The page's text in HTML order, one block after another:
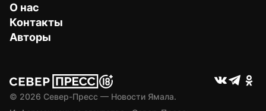
О нас
Контакты
Авторы
© 2026 Север-Пресс — Новости Ямала.